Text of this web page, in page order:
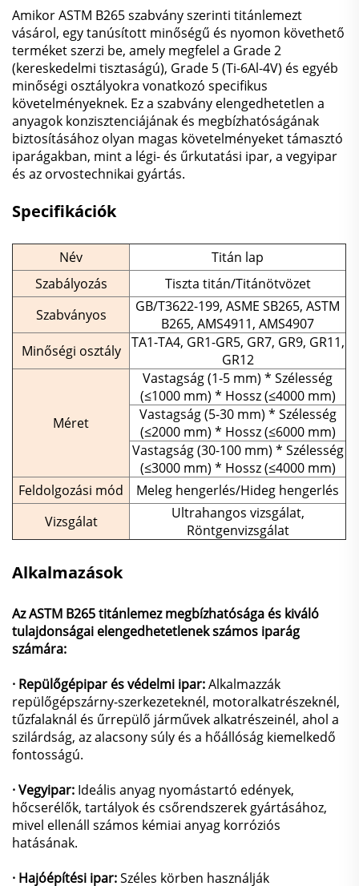
Amikor ASTM B265 szabvány szerinti titánlemezt
vásárol, egy tanúsított minőségű és nyomon követhető
terméket szerzi be, amely megfelel a Grade 2
(kereskedelmi tisztaságú), Grade 5 (Ti-6Al-4V) és egyéb
minőségi osztályokra vonatkozó specifikus
követelményeknek. Ez a szabvány elengedhetetlen a
anyagok konzisztenciájának és megbízhatóságának
biztosításához olyan magas követelményeket támasztó
iparágakban, mint a légi- és űrkutatási ipar, a vegyipar
és az orvostechnikai gyártás.
Specifikációk
Név
Titán lap
Szabályozás
Tiszta titán/Titánötvözet
Szabványos
GB/T3622-199, ASME SB265, ASTM
B265, AMS4911, AMS4907
Minőségi osztály
TA1-TA4, GR1-GR5, GR7, GR9, GR11,
GR12
Méret
Vastagság (1-5 mm) * Szélesség
(≤1000 mm) * Hossz (≤4000 mm)
Vastagság (5-30 mm) * Szélesség
(≤2000 mm) * Hossz (≤6000 mm)
Vastagság (30-100 mm) * Szélesség
(≤3000 mm) * Hossz (≤4000 mm)
Feldolgozási mód
Meleg hengerlés/Hideg hengerlés
Vizsgálat
Ultrahangos vizsgálat,
Röntgenvizsgálat
Alkalmazások
Az ASTM B265 titánlemez megbízhatósága és kiváló
tulajdonságai elengedhetetlenek számos iparág
számára:
· Repülőgépipar és védelmi ipar:Alkalmazzák
repülőgépszárny-szerkezeteknél, motoralkatrészeknél,
tűzfalaknál és űrrepülő járművek alkatrészeinél, ahol a
szilárdság, az alacsony súly és a hőállóság kiemelkedő
fontosságú.
· Vegyipar: Ideális anyag nyomástartó edények,
hőcserélők, tartályok és csőrendszerek gyártásához,
mivel ellenáll számos kémiai anyag korróziós
hatásának.
· Hajóépítési ipar:Széles körben használják